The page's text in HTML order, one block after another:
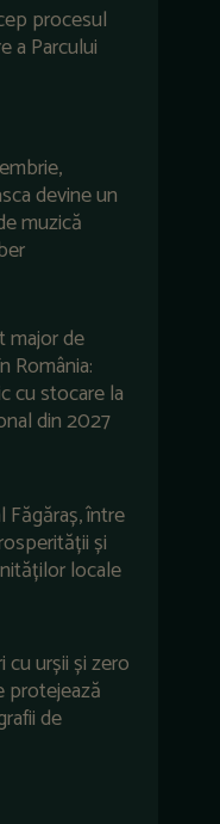
procesul
a Parcului
devine un
muzică
major de
România:
cu stocare la
din 2027
Făgăraș, între
și
locale
cu urșii și zero
protejează
de